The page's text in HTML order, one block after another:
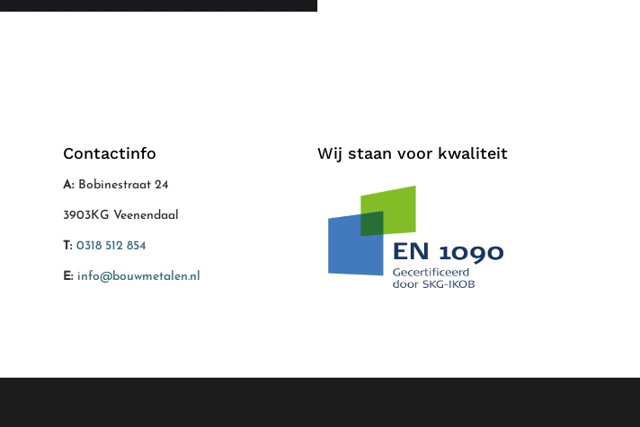
Contactinfo
A: Bobinestraat 24
3903KG Veenendaal
T: 0318 512 854
E: info@bouwmetalen.nl
Wij staan voor kwaliteit